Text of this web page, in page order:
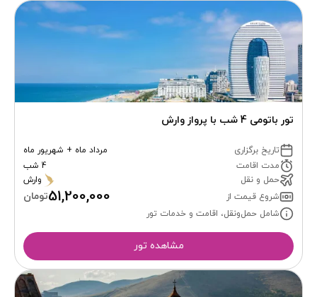
تور باتومی 4 شب با پرواز وارش
تاریخ برگزاری
مرداد ماه + شهریور ماه
مدت اقامت
4 شب
حمل و نقل
وارش
شروع قیمت از
51,200,000تومان
شامل حمل‌ونقل، اقامت و خدمات تور
مشاهده تور